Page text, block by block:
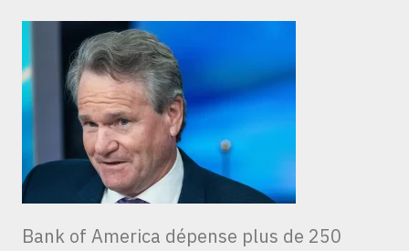
Bank of America dépense plus de 250